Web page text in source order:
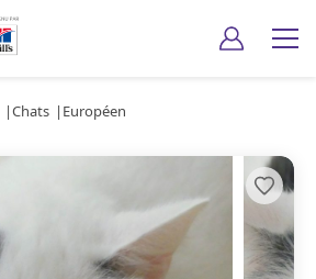
Chats Européen